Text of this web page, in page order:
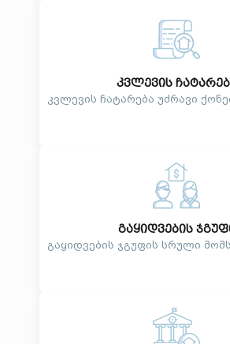
კვლევის
კვლევის ჩატარება უძრავი
გაყიდვების
გაყიდვების ჯგუფის სრული